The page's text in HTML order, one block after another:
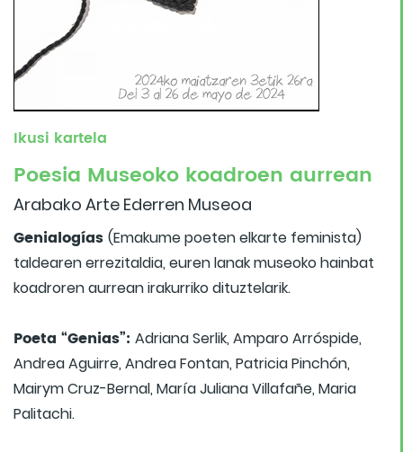
Ikusi kartela
Poesia Museoko koadroen aurrean
Arabako Arte Ederren Museoa
Genialogías (Emakume poeten elkarte feminista)
taldearen errezitaldia, euren lanak museoko hainbat
koadroren aurrean irakurriko dituztelarik.
Poeta “Genias”: Adriana Serlik, Amparo Arróspide,
Andrea Aguirre, Andrea Fontan, Patricia Pinchón,
Mairym Cruz-Bernal, María Juliana Villafañe, Maria
Palitachi.